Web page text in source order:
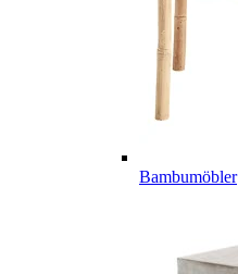
Bambumöbler